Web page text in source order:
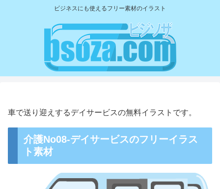
ビジネスにも使えるフリー素材のイラスト
車で送り迎えするデイサービスの無料イラストです。
介護No08-デイサービスのフリーイラス
ト素材